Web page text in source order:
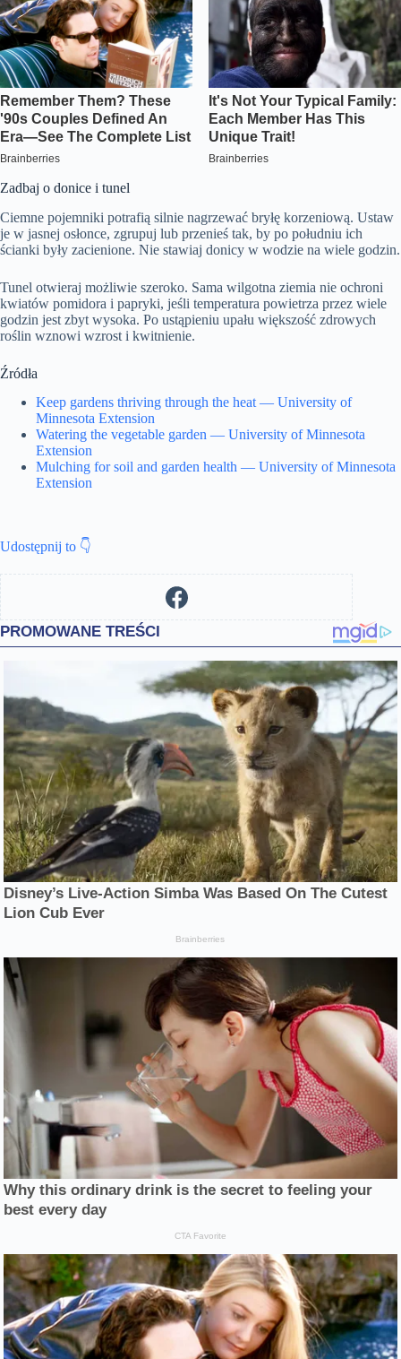
Zadbaj o donice i tunel
Ciemne pojemniki potrafią silnie nagrzewać bryłę korzeniową. Ustaw
je w jasnej osłonce, zgrupuj lub przenieś tak, by po południu ich
ścianki były zacienione. Nie stawiaj donicy w wodzie na wiele godzin.
Tunel otwieraj możliwie szeroko. Sama wilgotna ziemia nie ochroni
kwiatów pomidora i papryki, jeśli temperatura powietrza przez wiele
godzin jest zbyt wysoka. Po ustąpieniu upału większość zdrowych
roślin wznowi wzrost i kwitnienie.
Źródła
Keep gardens thriving through the heat — University of
Minnesota Extension
Watering the vegetable garden — University of Minnesota
Extension
Mulching for soil and garden health — University of Minnesota
Extension
Udostępnij to 👇